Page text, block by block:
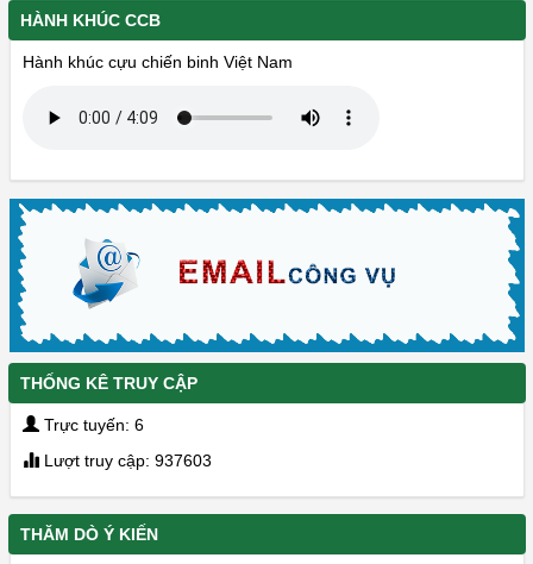
HÀNH KHÚC CCB
Hành khúc cựu chiến binh Việt Nam
THỐNG KÊ TRUY CẬP
Trực tuyến: 6
Lượt truy cập: 937603
THĂM DÒ Ý KIẾN